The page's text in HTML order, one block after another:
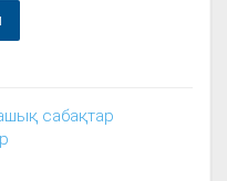
сабақтар